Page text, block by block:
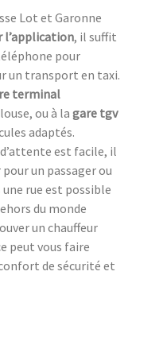
Lot et Garonne
l’application, il suffit
pour
un transport en taxi.
terminal
ou à la gare tgv
adaptés.
est facile, il
un passager ou
une rue est possible
du monde
un chauffeur
peut vous faire
de sécurité et